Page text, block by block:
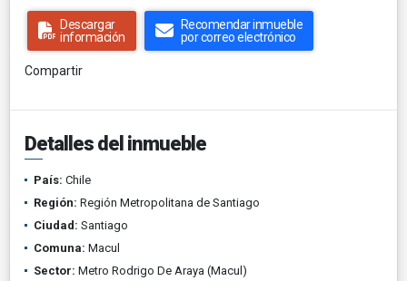
Descargar
información
Recomendar inmueble
por correo electrónico
Compartir
Detalles del inmueble
País: Chile
Región: Región Metropolitana de Santiago
Ciudad: Santiago
Comuna: Macul
Sector: Metro Rodrigo De Araya (Macul)